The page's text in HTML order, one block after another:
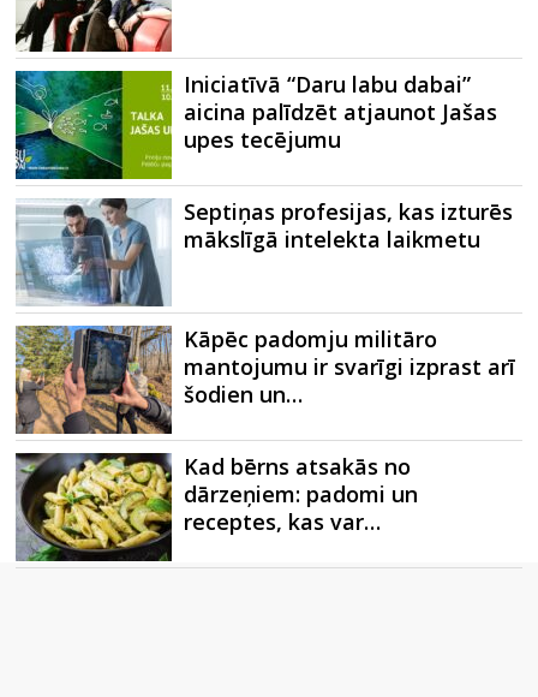
Iniciatīvā “Daru labu dabai”
aicina palīdzēt atjaunot Jašas
upes tecējumu
Septiņas profesijas, kas izturēs
mākslīgā intelekta laikmetu
Kāpēc padomju militāro
mantojumu ir svarīgi izprast arī
šodien un…
Kad bērns atsakās no
dārzeņiem: padomi un
receptes, kas var…